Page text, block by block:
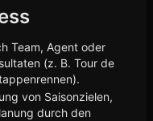
Team, Agent oder
(z. B. Tour de
von Saisonzielen,
durch den